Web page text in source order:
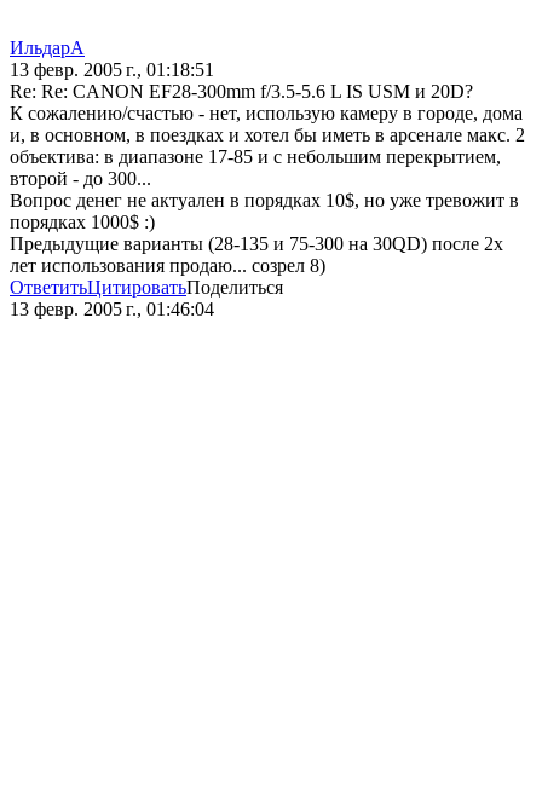
ИльдарА
13 февр. 2005 г., 01:18:51
Re: Re: CANON EF28-300mm f/3.5-5.6 L IS USM и 20D?
К сожалению/счастью - нет, использую камеру в городе, дома
и, в основном, в поездках и хотел бы иметь в арсенале макс. 2
объектива: в диапазоне 17-85 и с небольшим перекрытием,
второй - до 300...
Вопрос денег не актуален в порядках 10$, но уже тревожит в
порядках 1000$ :)
Предыдущие варианты (28-135 и 75-300 на 30QD) после 2х
лет использования продаю... созрел 8)
ОтветитьЦитироватьПоделиться
13 февр. 2005 г., 01:46:04